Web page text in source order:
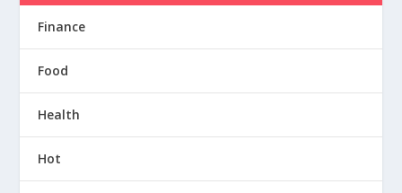
Finance
Food
Health
Hot